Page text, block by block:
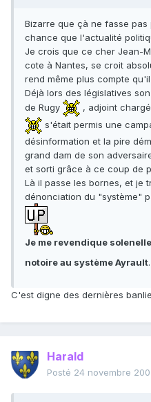
Bizarre que çà ne fasse
chance que l'actualité
Je crois que ce cher Jean-
cote à Nantes, se croit
rend même plus compte
Déjà lors des législatives
de Rugy
, adjoint
s'était permis une
désinformation et la pire
grand dam de son
et sorti grâce à ce coup de
Là il passe les bornes, et je
dénonciation du "système"
Je me revendique
notoire au système Ayrault.
C'est digne des dernières
Harald
Posté 24 novembre